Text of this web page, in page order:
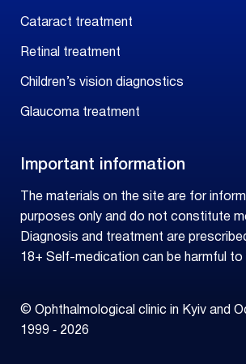
Cataract treatment
Retinal treatment
Children’s vision diagnostics
Glaucoma treatment
Important information
The materials on the site are for
purposes only and do not constitute
Diagnosis and treatment are
18+ Self-medication can be harmful to
© Ophthalmological clinic in Kyiv and
1999 ‑ 2026